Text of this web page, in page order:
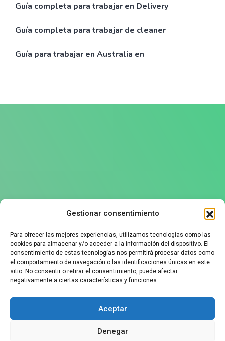
Gestionar consentimiento
Para ofrecer las mejores experiencias, utilizamos tecnologías como las
cookies para almacenar y/o acceder a la información del dispositivo. El
consentimiento de estas tecnologías nos permitirá procesar datos como
el comportamiento de navegación o las identificaciones únicas en este
sitio. No consentir o retirar el consentimiento, puede afectar
negativamente a ciertas características y funciones.
Aceptar
Denegar
Guía completa para trabajar en Delivery
Guía completa para trabajar de cleaner
Guía para trabajar en Australia en
Aviso legal
Política de cookies
Contáctanos